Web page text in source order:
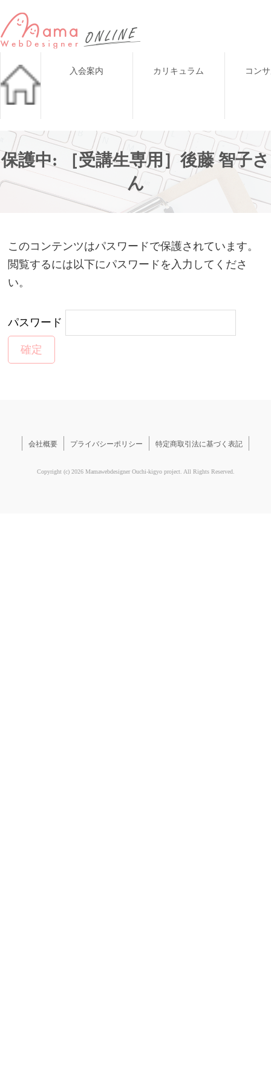
入会案内 カリキュラム コン
保護中: ［受講生専用］後藤 智子さ
ん
このコンテンツはパスワードで保護されています。
閲覧するには以下にパスワードを入力してくださ
い。
パスワード
会社概要 プライバシーポリシー 特定商取引法に基づく表記
Copyright (c) 2026 Mamawebdesigner Ouchi-kigyo project. All Rights Reserved.